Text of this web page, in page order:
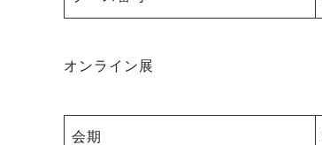
オンライン展
会期